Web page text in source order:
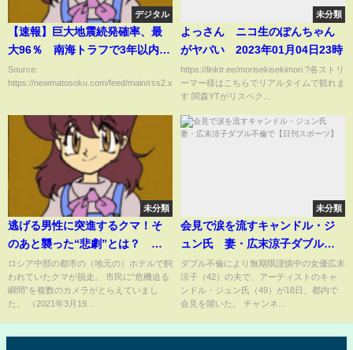
デジタル
【速報】巨大地震続発確率、最
大96％ 南海トラフで3年以内
東北大など
Source:
https://newmatosoku.com/feed/main/rss2.xml...
未分類
よっさん ニコ生のぽんちゃん
がヤバい 2023年01月04日23時
https://linktr.ee/morisekisekimori ?各ストリ
ーマー様はこちらでリアルタイムで観れま
す 関森YTがリスペク...
未分類
逃げる男性に突進するクマ！そ
のあと襲った“悲劇”とは？ ロ
シア（2021年3月19日放送
「news every.」より）
ロシア中部の都市の（地元の）ホテルで飼
われていたクマが脱走。 市民に“危機迫る
瞬間”を複数のカメラがとらえていまし
た。 （2021年3月19...
未分類
会見で涙を流すキャンドル・ジ
ュン氏 妻・広末涼子ダブル不
倫で【日刊スポーツ】
ダブル不倫により無期限謹慎中の女優広末
涼子（42）の夫で、アーティストのキャ
ンドル・ジュン氏（49）が18日、都内で
会見を開いた。 チャンネ...